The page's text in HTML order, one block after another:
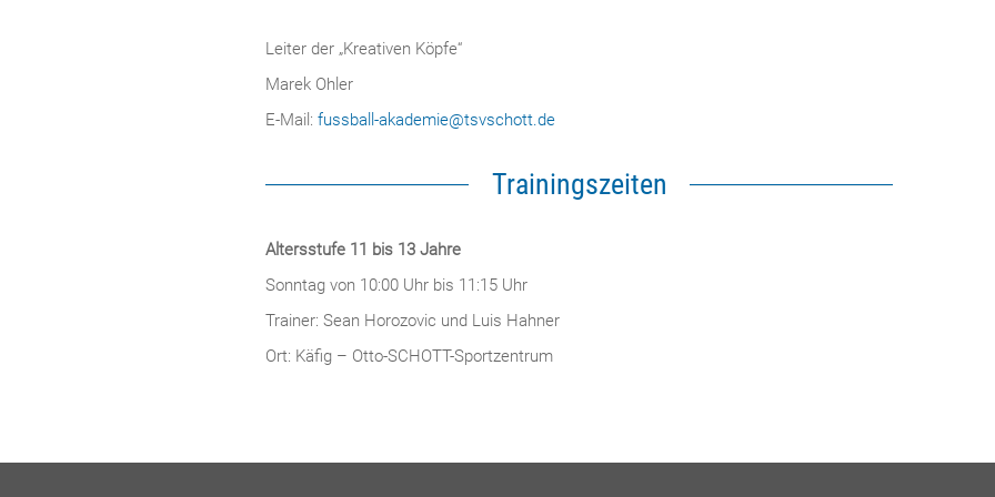
Leiter der „Kreativen Köpfe“
Marek Ohler
E-Mail: fussball-akademie@tsvschott.de
Trainingszeiten
Altersstufe 11 bis 13 Jahre
Sonntag von 10:00 Uhr bis 11:15 Uhr
Trainer: Sean Horozovic und Luis Hahner
Ort: Käfig – Otto-SCHOTT-Sportzentrum